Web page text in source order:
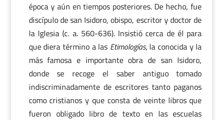
época y aún en tiempos posteriores. De hecho, fue
discípulo de san Isidoro, obispo, escritor y doctor de
la Iglesia (c. a. 560-636). Insistió cerca de él para
que diera término a las Etimologías,la conocida y la
más famosa e importante obra de san Isidoro,
donde se recoge el saber antiguo tomado
indiscriminadamente de escritores tanto paganos
como cristianos y que consta de veinte libros que
fueron obligado libro de texto en las escuelas